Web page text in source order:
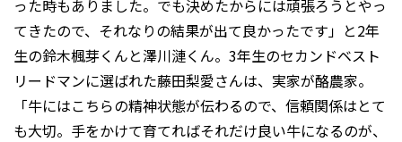
った時もありました。でも決めたからには頑張ろうとやっ
てきたので、それなりの結果が出て良かったです」と2年
生の鈴木楓芽くんと澤川漣くん。3年生のセカンドベスト
リードマンに選ばれた藤田梨愛さんは、実家が酪農家。
「牛にはこちらの精神状態が伝わるので、信頼関係はとて
も大切。手をかけて育てればそれだけ良い牛になるのが、